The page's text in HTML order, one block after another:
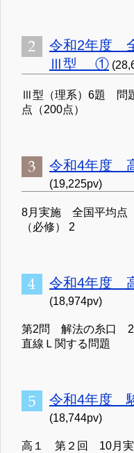
令和2年度
Ⅲ型 ①
Ⅲ型（理系）6題
点（200点）
令和4年度
(19,225pv)
8月実施 全国平均
（必修） 2
令和4年度
(18,974pv)
第2問 解法の糸口 2
直線Ｌ関する問題
令和4年度
(18,744pv)
高１ 第２回 10月